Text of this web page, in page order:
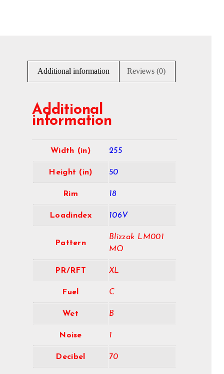
Additional information Reviews (0)
Additional
information
Width (in) 255
Height (in) 50
Rim 18
Loadindex 106V
Pattern
Blizzak LM001
MO
PR/RFT XL
Fuel C
Wet B
Noise 1
Decibel 70